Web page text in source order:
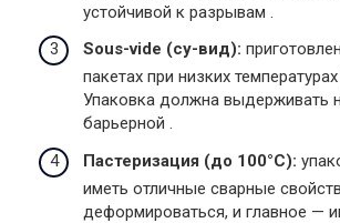
устойчивой к разрывам .
Sous-vide (су-вид):
пакетах при низких
Упаковка должна выдерживать
барьерной .
Пастеризация (до 100°C):
иметь отличные сварные
деформироваться, и главное —